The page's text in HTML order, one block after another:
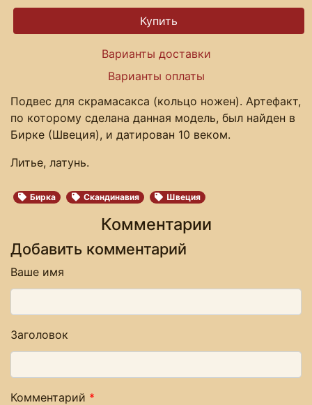
Варианты доставки
Варианты оплаты
Подвес для скрамасакса (кольцо ножен). Артефакт,
по которому сделана данная модель, был найден в
Бирке (Швеция), и датирован 10 веком.
Литье, латунь.
Бирка Скандинавия Швеция
Комментарии
Добавить комментарий
Ваше имя
Заголовок
Комментарий *